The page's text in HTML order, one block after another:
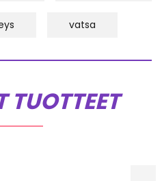
vatsa
TUOTTEET